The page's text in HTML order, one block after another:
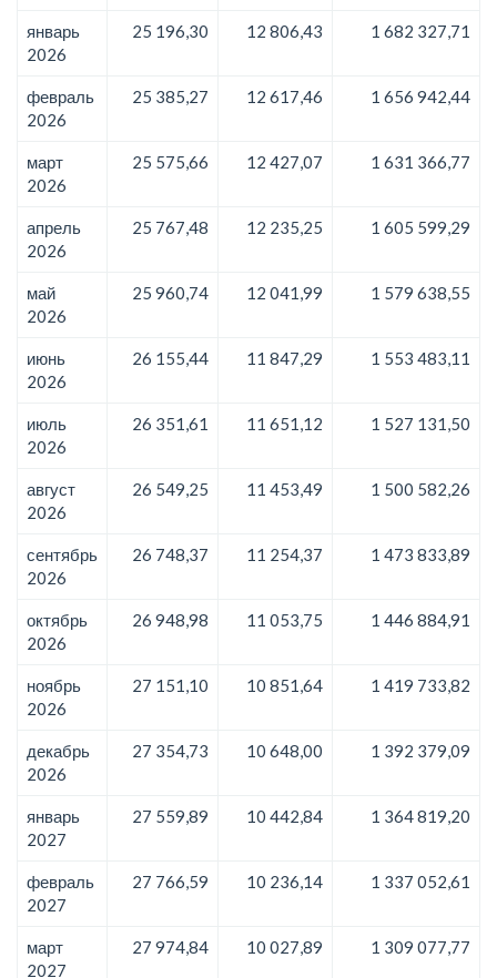
январь
2026
25 196,30 12 806,43 1 682 327,71
февраль
2026
25 385,27 12 617,46 1 656 942,44
март
2026
25 575,66 12 427,07 1 631 366,77
апрель
2026
25 767,48 12 235,25 1 605 599,29
май
2026
25 960,74 12 041,99 1 579 638,55
июнь
2026
26 155,44 11 847,29 1 553 483,11
июль
2026
26 351,61 11 651,12 1 527 131,50
август
2026
26 549,25 11 453,49 1 500 582,26
сентябрь
2026
26 748,37 11 254,37 1 473 833,89
октябрь
2026
26 948,98 11 053,75 1 446 884,91
ноябрь
2026
27 151,10 10 851,64 1 419 733,82
декабрь
2026
27 354,73 10 648,00 1 392 379,09
январь
2027
27 559,89 10 442,84 1 364 819,20
февраль
2027
27 766,59 10 236,14 1 337 052,61
март
2027
27 974,84 10 027,89 1 309 077,77